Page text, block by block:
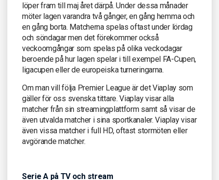
löper fram till maj året därpå. Under dessa månader
möter lagen varandra två gånger, en gång hemma och
en gång borta. Matcherna spelas oftast under lördag
och söndagar men det förekommer också
veckoomgångar som spelas på olika veckodagar
beroende på hur lagen spelar i till exempel FA-Cupen,
ligacupen eller de europeiska turneringarna.
Om man vill följa Premier League är det Viaplay som
gäller för oss svenska tittare. Viaplay visar alla
matcher från sin streamingplattform samt så visar de
även utvalda matcher i sina sportkanaler. Viaplay visar
även vissa matcher i full HD, oftast stormöten eller
avgörande matcher.
Serie A på TV och stream